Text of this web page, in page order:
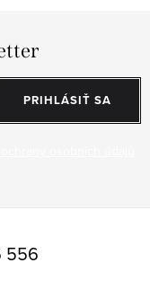
PRIHLÁSIŤ SA
556